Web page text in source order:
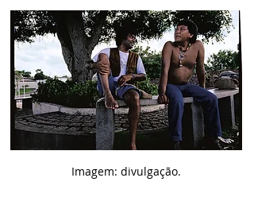
Imagem: divulgação.